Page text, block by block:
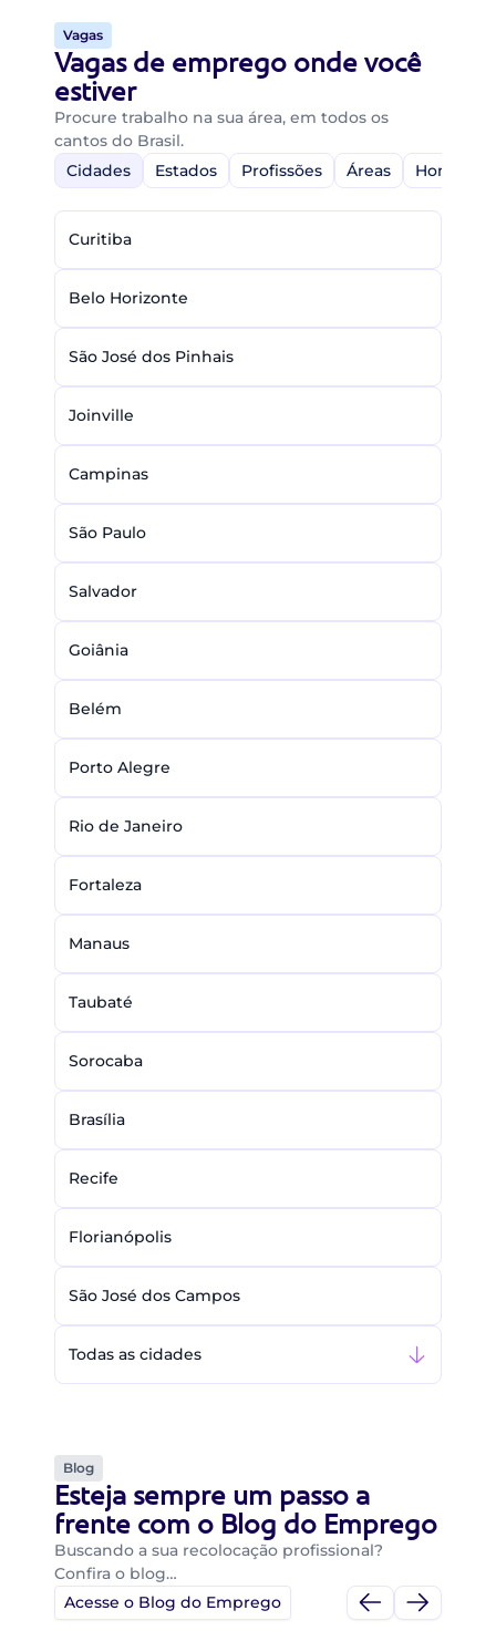
Vagas
Vagas de emprego onde você
estiver
Procure trabalho na sua área, em todos os
cantos do Brasil.
Cidades
Estados Profissões Áreas Home-
Curitiba
Belo Horizonte
São José dos Pinhais
Joinville
Campinas
São Paulo
Salvador
Goiânia
Belém
Porto Alegre
Rio de Janeiro
Fortaleza
Manaus
Taubaté
Sorocaba
Brasília
Recife
Florianópolis
São José dos Campos
Todas as cidades
Blog
Esteja sempre um passo a
frente com o Blog do Emprego
Buscando a sua recolocação profissional?
Confira o blog…
Acesse o Blog do Emprego